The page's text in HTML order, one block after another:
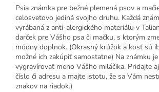
Psia známka pre bežné plemená psov a
celosvetovo jediná svojho druhu. Každá
vyrábaná z anti-alergického materiálu v
darček pre Vášho psa či mačku, s ktorým
módny doplnok. (Okrasný krúžok a kosť sú
možné ich zakúpiť samostatne) Na známku
vygravírovať meno Vášho miláčika. Pridajte
číslo či adresu a majte istotu, že sa Vám
znakov na riadok.)